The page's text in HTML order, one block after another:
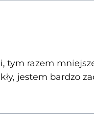
tym razem
jestem bardzo